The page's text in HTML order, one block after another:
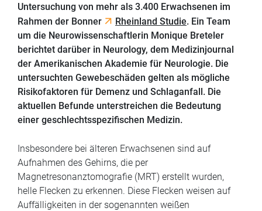
Untersuchung von mehr als 3.400 Erwachsenen im
Rahmen der Bonner
Rheinland Studie. Ein Team
um die Neurowissenschaftlerin Monique Breteler
berichtet darüber in Neurology, dem Medizinjournal
der Amerikanischen Akademie für Neurologie. Die
untersuchten Gewebeschäden gelten als mögliche
Risikofaktoren für Demenz und Schlaganfall. Die
aktuellen Befunde unterstreichen die Bedeutung
einer geschlechtsspezifischen Medizin.
Insbesondere bei älteren Erwachsenen sind auf
Aufnahmen des Gehirns, die per
Magnetresonanztomografie (MRT) erstellt wurden,
helle Flecken zu erkennen. Diese Flecken weisen auf
Auffälligkeiten in der sogenannten weißen